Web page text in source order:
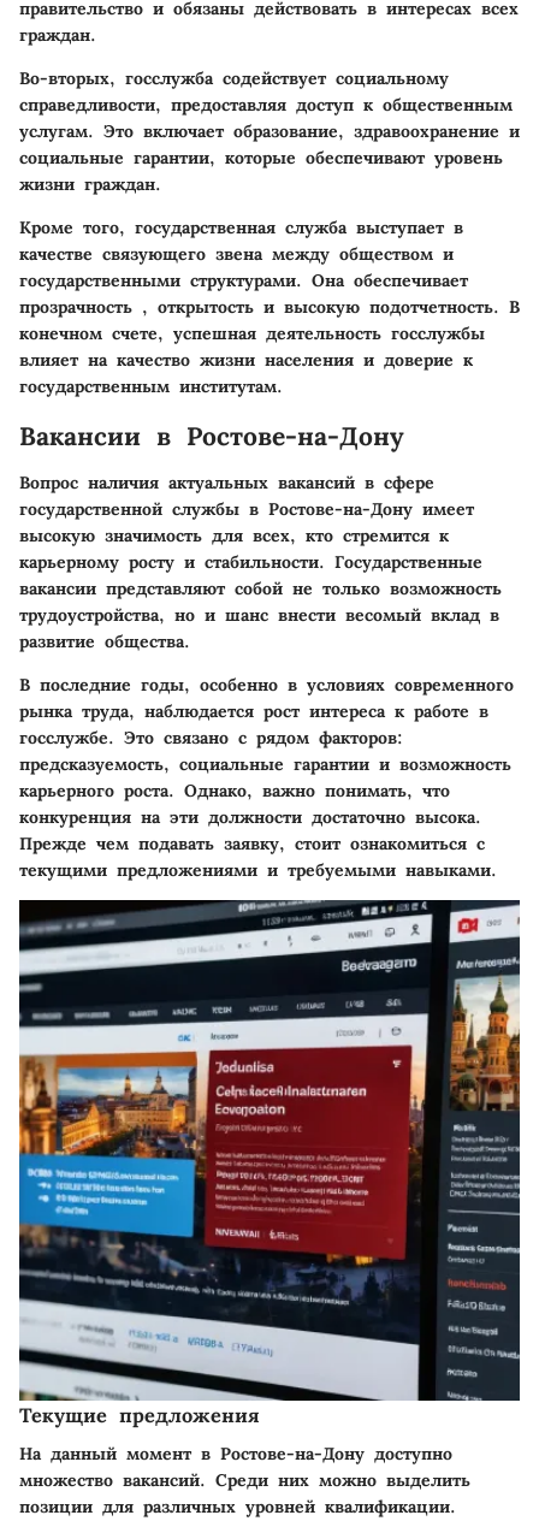
правительство и обязаны действовать в интересах всех
граждан.
Во-вторых, госслужба содействует социальному
справедливости, предоставляя доступ к общественным
услугам. Это включает образование, здравоохранение и
социальные гарантии, которые обеспечивают уровень
жизни граждан.
Кроме того, государственная служба выступает в
качестве связующего звена между обществом и
государственными структурами. Она обеспечивает
прозрачность , открытость и высокую подотчетность. В
конечном счете, успешная деятельность госслужбы
влияет на качество жизни населения и доверие к
государственным институтам.
Вакансии в Ростове-на-Дону
Вопрос наличия актуальных вакансий в сфере
государственной службы в Ростове-на-Дону имеет
высокую значимость для всех, кто стремится к
карьерному росту и стабильности. Государственные
вакансии представляют собой не только возможность
трудоустройства, но и шанс внести весомый вклад в
развитие общества.
В последние годы, особенно в условиях современного
рынка труда, наблюдается рост интереса к работе в
госслужбе. Это связано с рядом факторов:
предсказуемость, социальные гарантии и возможность
карьерного роста. Однако, важно понимать, что
конкуренция на эти должности достаточно высока.
Прежде чем подавать заявку, стоит ознакомиться с
текущими предложениями и требуемыми навыками.
Текущие предложения
На данный момент в Ростове-на-Дону доступно
множество вакансий. Среди них можно выделить
позиции для различных уровней квалификации.